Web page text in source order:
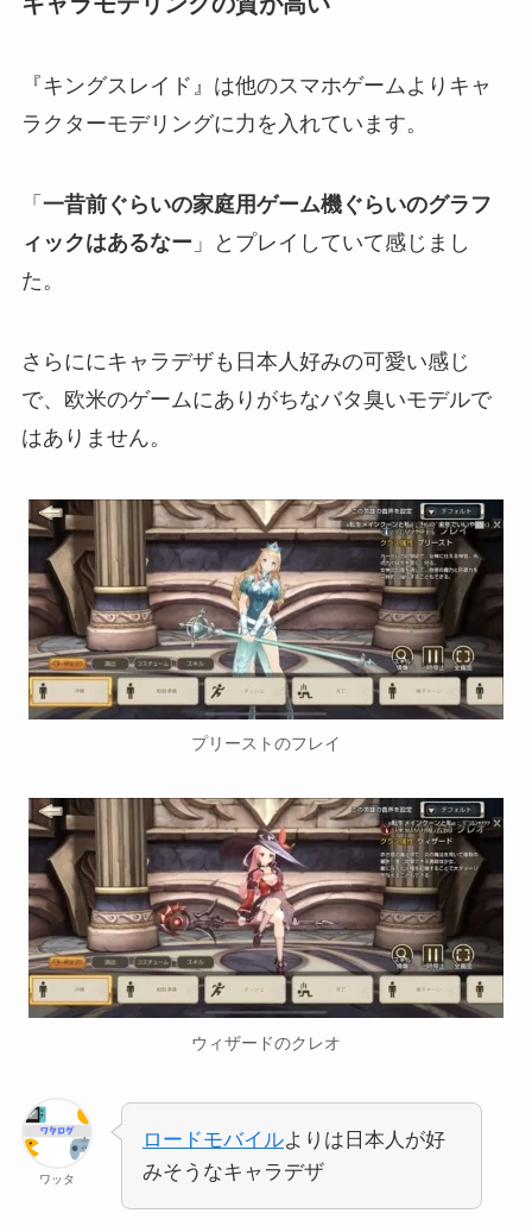
『キングスレイド』は他のスマホゲームよりキャ
ラクターモデリングに力を入れています。
「 一昔前ぐらいの家庭用ゲーム機ぐらいのグラフ
ィックはあるなー 」とプレイしていて感じまし
た。
さらににキャラデザも日本人好みの可愛い感じ
で、欧米のゲームにありがちなバタ臭いモデルで
はありません。
プリーストのフレイ
ウィザードのクレオ
ワッタ
ロードモバイルよりは日本人が好
みそうなキャラデザ